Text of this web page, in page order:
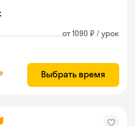
от 1090 ₽ / урок
Выбрать время